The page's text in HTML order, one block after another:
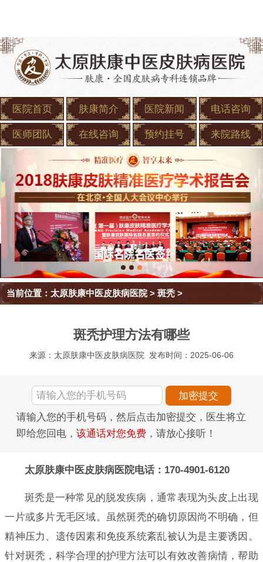
医院首页 肤康简介 医院新闻 电话咨询
医师团队 在线咨询 预约挂号 来院路线
当前位置： 太原肤康中医皮肤病医院>斑秃 >
斑秃护理方法有哪些
来源：太原肤康中医皮肤病医院 发布时间：2025-06-06
请输入您的手机号码，然后点击加密提交，医生将立
即给您回电， 该通话对您免费 ，请放心接听！
太原肤康中医皮肤病医院电话：170-4901-6120
斑秃是一种常见的脱发疾病，通常表现为头皮上出现
一片或多片无毛区域。虽然斑秃的确切原因尚不明确，但
精神压力、遗传因素和免疫系统紊乱被认为是主要诱因。
针对斑秃，科学合理的护理方法可以有效改善病情，帮助